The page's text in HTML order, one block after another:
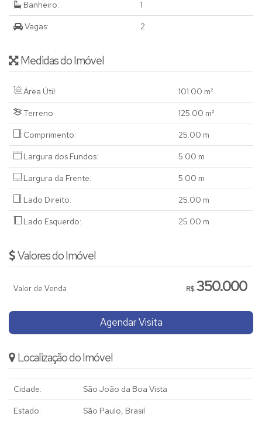
Banheiro: 1
Vagas: 2
Medidas do Imóvel
Área Útil: 101.00 m²
Terreno: 125.00 m²
Comprimento: 25.00 m
Largura dos Fundos: 5.00 m
Largura da Frente: 5.00 m
Lado Direito: 25.00 m
Lado Esquerdo: 25.00 m
Valores do Imóvel
R$350.000
Valor de Venda
Agendar Visita
Localização do Imóvel
Cidade: São João da Boa Vista
Estado: São Paulo, Brasil